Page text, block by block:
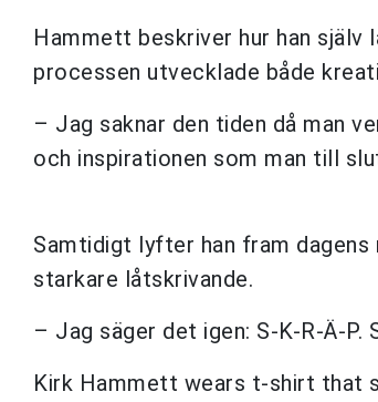
Hammett beskriver hur han själv
processen utvecklade både
– Jag saknar den tiden då man
och inspirationen som man till
Samtidigt lyfter han fram dagens
starkare låtskrivande.
– Jag säger det igen: S-K-R-Ä-
Kirk Hammett wears t-shirt that